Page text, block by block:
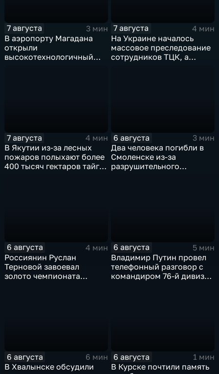
7 августа
3 мин
В аэропорту Магадана
открыли
высокотехнологичный
7 августа
4 мин
На Украине началось
массовое преследование
сотрудников ТЦК, а
7 августа
4 мин
В Якутии из-за лесных
пожаров полыхают более
400 тысяч гектаров тайги,
6 августа
3 мин
Два человека погибли в
Смоленске из-за
разрушительного
6 августа
4 мин
Россиянин Руслан
Терновой завоевал
золото чемпионата
6 августа
5 мин
Владимир Путин провел
телефонный разговор с
командиром 76-й дивизии
6 августа
6 мин
В Хвалынске обсудили
6 августа
1 мин
В Курске почтили память